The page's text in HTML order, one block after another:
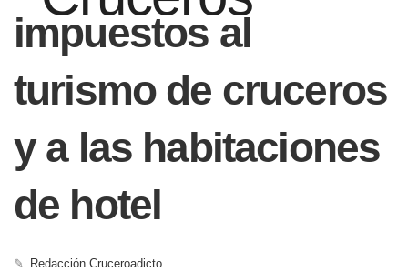
impuestos al
turismo de cruceros
y a las habitaciones
de hotel
✎
Redacción Cruceroadicto